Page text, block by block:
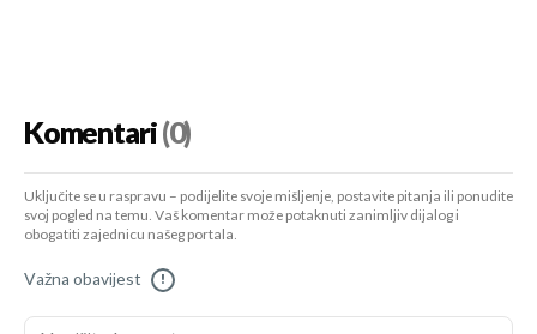
Komentari(0)
Uključite se u raspravu – podijelite svoje mišljenje, postavite pitanja ili ponudite
svoj pogled na temu. Vaš komentar može potaknuti zanimljiv dijalog i
obogatiti zajednicu našeg portala.
Važna obavijest !